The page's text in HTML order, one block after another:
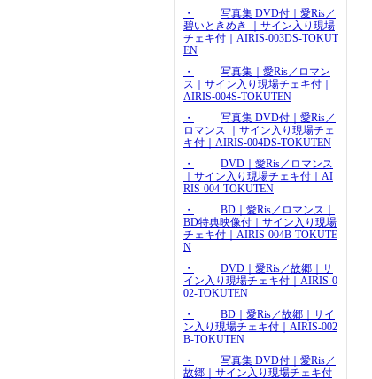
・
写真集 DVD付｜愛Ris／
碧いときめき ｜サイン入り現場
チェキ付｜AIRIS-003DS-TOKUT
EN
・
写真集｜愛Ris／ロマン
ス｜サイン入り現場チェキ付｜
AIRIS-004S-TOKUTEN
・
写真集 DVD付｜愛Ris／
ロマンス ｜サイン入り現場チェ
キ付｜AIRIS-004DS-TOKUTEN
・
DVD｜愛Ris／ロマンス
｜サイン入り現場チェキ付｜AI
RIS-004-TOKUTEN
・
BD｜愛Ris／ロマンス｜
BD特典映像付｜サイン入り現場
チェキ付｜AIRIS-004B-TOKUTE
N
・
DVD｜愛Ris／故郷｜サ
イン入り現場チェキ付｜AIRIS-0
02-TOKUTEN
・
BD｜愛Ris／故郷｜サイ
ン入り現場チェキ付｜AIRIS-002
B-TOKUTEN
・
写真集 DVD付｜愛Ris／
故郷｜サイン入り現場チェキ付